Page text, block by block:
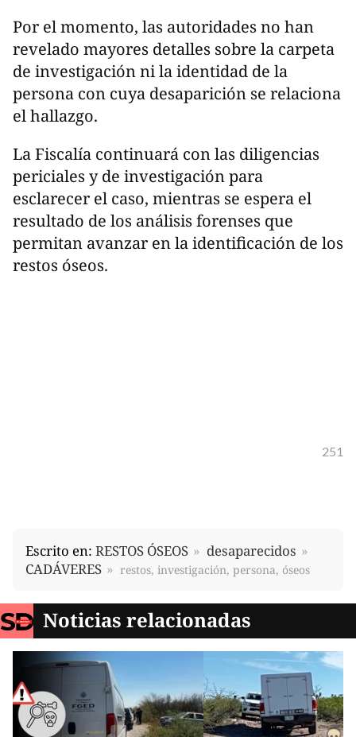
Por el momento, las autoridades no han
revelado mayores detalles sobre la carpeta
de investigación ni la identidad de la
persona con cuya desaparición se relaciona
el hallazgo.
La Fiscalía continuará con las diligencias
periciales y de investigación para
esclarecer el caso, mientras se espera el
resultado de los análisis forenses que
permitan avanzar en la identificación de los
restos óseos.
251
Escrito en: RESTOS ÓSEOS
desaparecidos
CADÁVERES
restos, investigación, persona, óseos
Noticias relacionadas